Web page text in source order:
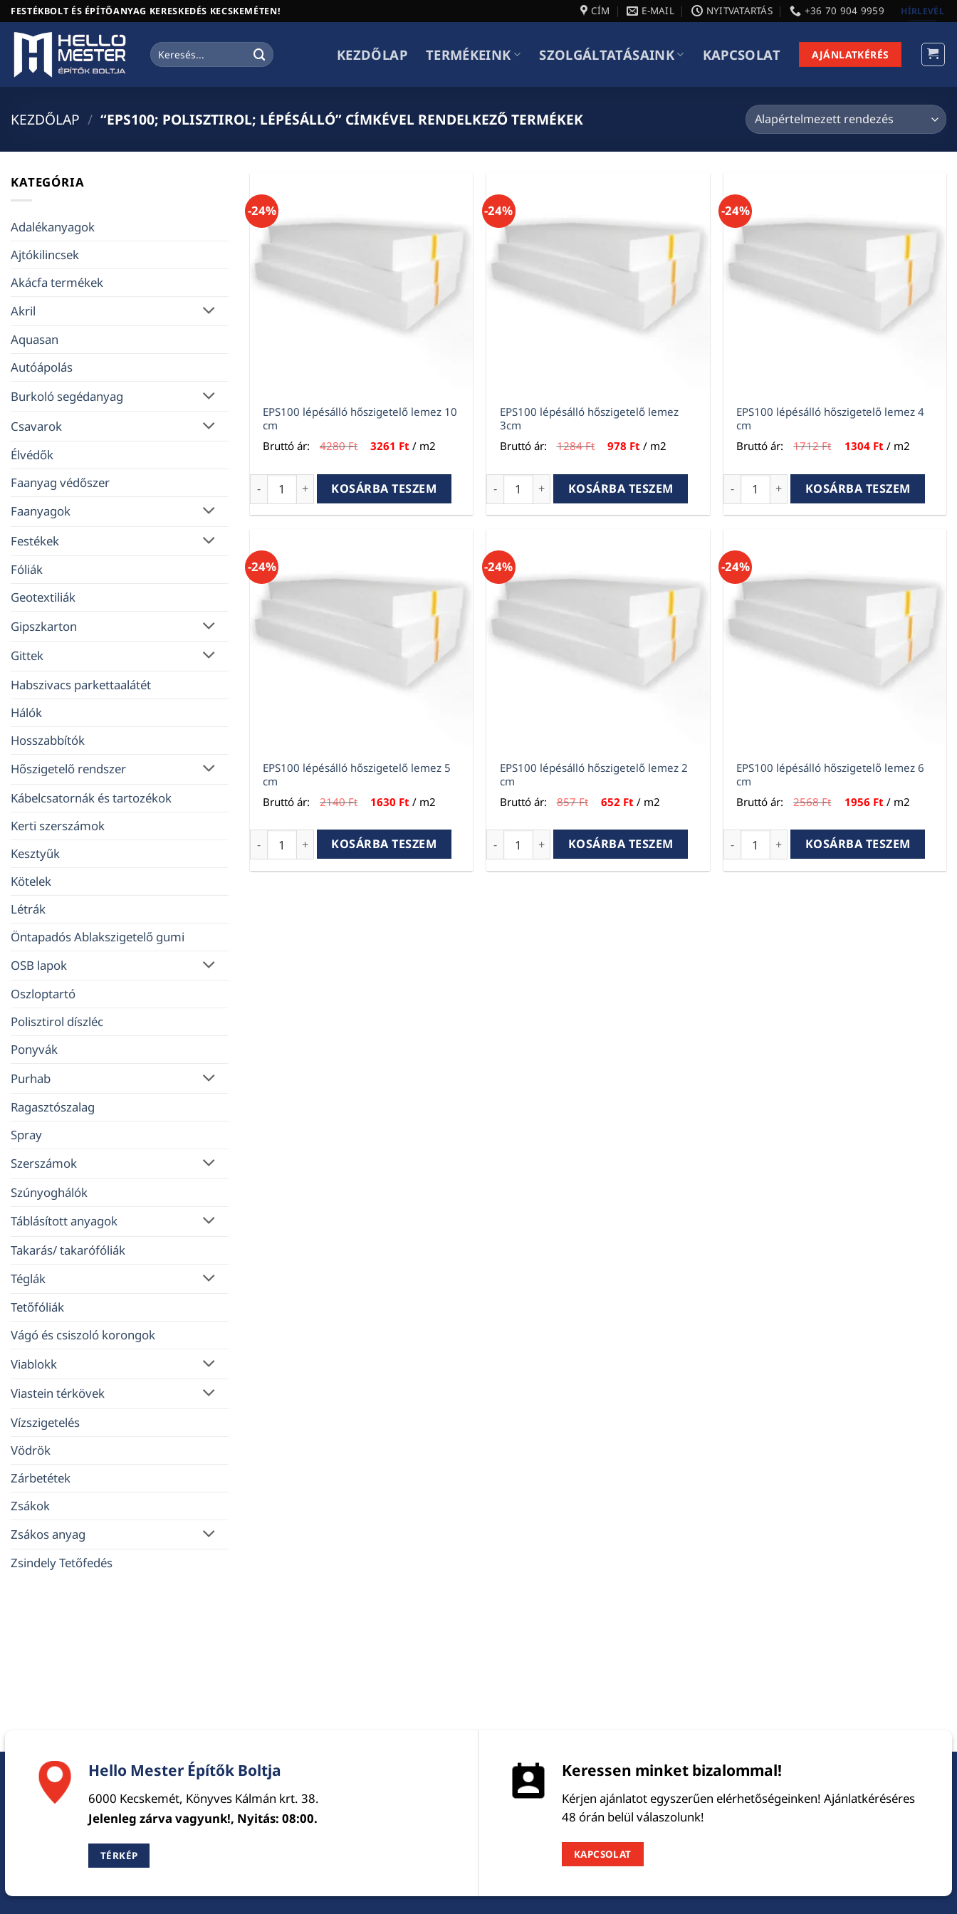
Skip
to
content
FESTÉKBOLT ÉS ÉPÍTŐANYAG KERESKEDÉS KECSKEMÉTEN! CÍM E-MAIL NYITVATARTÁS +36 70 904 9959 HÍRLEVÉL
Keresés
a
KEZDŐLAP TERMÉKEINK SZOLGÁLTATÁSAINK KAPCSOLAT AJÁNLATKÉRÉS
KEZDŐLAP / “EPS100; POLISZTIROL; LÉPÉSÁLLÓ” CÍMKÉVEL RENDELKEZŐ TERMÉKEK
KATEGÓRIA
Adalékanyagok
Ajtókilincsek
Akácfa termékek
Akril
Aquasan
Autóápolás
Burkoló segédanyag
Csavarok
Élvédők
Faanyag védőszer
Faanyagok
Festékek
Fóliák
Geotextiliák
Gipszkarton
Gittek
Habszivacs parkettaalátét
Hálók
Hosszabbítók
Hőszigetelő rendszer
Kábelcsatornák és tartozékok
Kerti szerszámok
Kesztyűk
Kötelek
Létrák
Öntapadós Ablakszigetelő gumi
OSB lapok
Oszloptartó
Polisztirol díszléc
Ponyvák
Purhab
Ragasztószalag
Spray
Szerszámok
Szúnyoghálók
Táblásított anyagok
Takarás/ takarófóliák
Téglák
Tetőfóliák
Vágó és csiszoló korongok
Viablokk
Viastein térkövek
Vízszigetelés
Vödrök
Zárbetétek
Zsákok
Zsákos anyag
Zsindely Tetőfedés
-24%
EPS100 lépésálló hőszigetelő lemez 10
cm
Bruttó ár:
4280Ft Original
4280 Ft.
3261 Ft Current
3261 Ft.
/ m2
EPS100 lépésálló hőszigetelő lemez 10 cm mennyiség
KOSÁRBA TESZEM
-24%
EPS100 lépésálló hőszigetelő lemez
3cm
Bruttó ár:
1284Ft Original
1284 Ft.
978 Ft Current
978 Ft.
/ m2
EPS100 lépésálló hőszigetelő lemez 3cm mennyiség
KOSÁRBA TESZEM
-24%
EPS100 lépésálló hőszigetelő lemez 4
cm
Bruttó ár:
1712Ft Original
1712 Ft.
1304 FtCurrent
1304 Ft.
/ m2
EPS100 lépésálló hőszigetelő lemez 4 cm
KOSÁRBA TESZEM
-24%
EPS100 lépésálló hőszigetelő lemez 5
cm
Bruttó ár:
2140Ft Original
2140 Ft.
1630 Ft Current
1630 Ft.
/ m2
EPS100 lépésálló hőszigetelő lemez 5 cm mennyiség
KOSÁRBA TESZEM
-24%
EPS100 lépésálló hőszigetelő lemez 2
cm
Bruttó ár:
857Ft Original
857 Ft.
652 Ft Current
652 Ft.
/ m2
EPS100 lépésálló hőszigetelő lemez 2 cm mennyiség
KOSÁRBA TESZEM
-24%
EPS100 lépésálló hőszigetelő lemez 6
cm
Bruttó ár:
2568Ft Original
2568 Ft.
1956 FtCurrent
1956 Ft.
/ m2
EPS100 lépésálló hőszigetelő lemez 6 cm
KOSÁRBA TESZEM
Hello Mester Építők Boltja
6000 Kecskemét, Könyves Kálmán krt. 38.
Jelenleg zárva vagyunk!, Nyitás: 08:00.
TÉRKÉP
Keressen minket bizalommal!
Kérjen ajánlatot egyszerűen elérhetőségeinken! Ajánlatkéréséres
48 órán belül válaszolunk!
KAPCSOLAT